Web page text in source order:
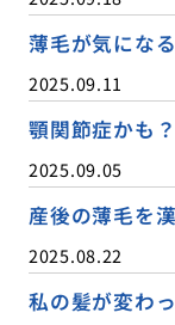
薄毛が気にな
2025.09.11
顎関節症かも
2025.09.05
産後の薄毛を
2025.08.22
私の髪が変わ